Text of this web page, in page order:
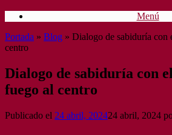
Menú
Portada » Blog » Dialogo de sabiduría con
centro
Dialogo de sabiduría con
fuego al centro
Publicado el 24 abril, 202424 abril, 2024